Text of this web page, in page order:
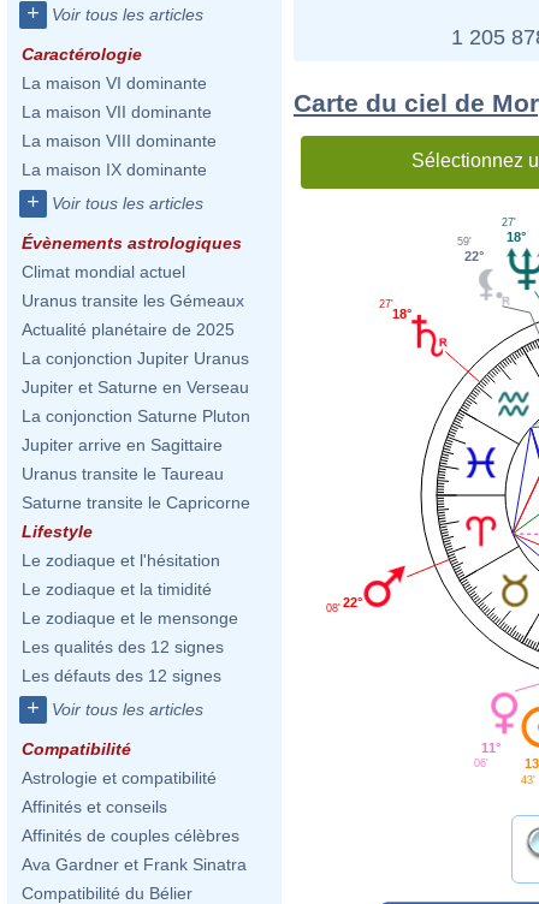
+ Voir tous les articles
Caractérologie
La maison VI dominante
La maison VII dominante
La maison VIII dominante
La maison IX dominante
+ Voir tous les articles
Évènements astrologiques
Climat mondial actuel
Uranus transite les Gémeaux
Actualité planétaire de 2025
La conjonction Jupiter Uranus
Jupiter et Saturne en Verseau
La conjonction Saturne Pluton
Jupiter arrive en Sagittaire
Uranus transite le Taureau
Saturne transite le Capricorne
Lifestyle
Le zodiaque et l'hésitation
Le zodiaque et la timidité
Le zodiaque et le mensonge
Les qualités des 12 signes
Les défauts des 12 signes
+ Voir tous les articles
Compatibilité
Astrologie et compatibilité
Affinités et conseils
Affinités de couples célèbres
Ava Gardner et Frank Sinatra
Compatibilité du Bélier
1 205
Carte du ciel de
Sélectionnez
18°
27'
22°
59'
18°
27'
22°
08'
11°
06'
43'